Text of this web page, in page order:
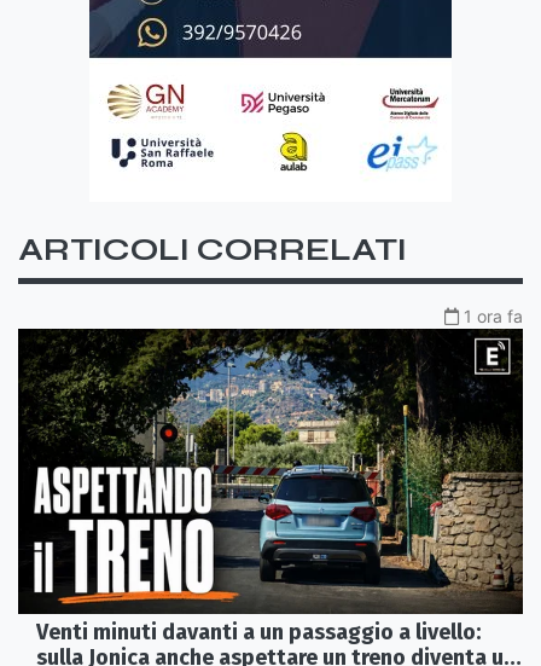
ARTICOLI CORRELATI
1 ora fa
Venti minuti davanti a un passaggio a livello:
sulla Jonica anche aspettare un treno diventa un